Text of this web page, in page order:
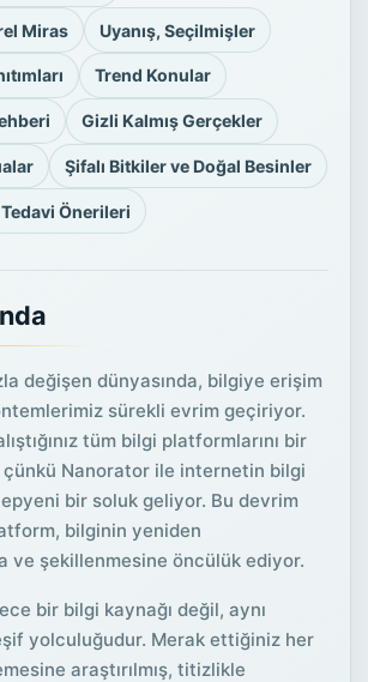
Miras Uyanış, Seçilmişler
Trend Konular
Gizli Kalmış Gerçekler
Şifalı Bitkiler ve Doğal Besinler
Önerileri
değişen dünyasında, bilgiye erişim
sürekli evrim geçiriyor.
tüm bilgi platformlarını bir
çünkü Nanorator ile internetin bilgi
bir soluk geliyor. Bu devrim
bilginin yeniden
ve şekillenmesine öncülük ediyor.
bir bilgi kaynağı değil, aynı
yolculuğudur. Merak ettiğiniz her
araştırılmış, titizlikle